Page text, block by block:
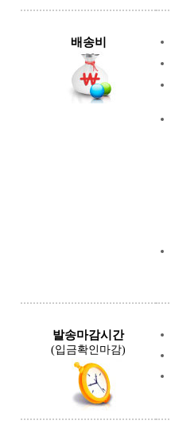
배송비
발송마감시간
(입금확인마감)